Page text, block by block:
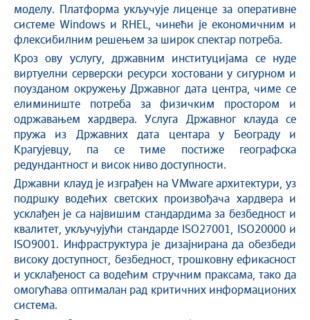
моделу. Платформа укључује лиценце за оперативне
системе Windows и RHEL, чинећи је економичним и
флексибилним решењем за широк спектар потреба.
Кроз ову услугу, државним институцијама се нуде
виртуелни серверски ресурси хостовани у сигурном и
поузданом окружењу Државног дата центра, чиме се
елиминиште потреба за физичким простором и
одржавањем хардвера. Услуга Државног клауда се
пружа из Државних дата центара у Београду и
Крагујевцу, па се тиме постиже географска
редундантност и висок ниво доступности.
Државни клауд је изграђен на VMware архитектури, уз
подршку водећих светских произвођача хардвера и
усклађен је са највишим стандардима за безбедност и
квалитет, укључујући стандарде ISO27001, ISO20000 и
ISO9001. Инфраструктура је дизајнирана да обезбеди
високу доступност, безбедност, трошковну ефикасност
и усклађеност са водећим стручним праксама, тако да
омогућава оптималан рад критичних информационих
система.